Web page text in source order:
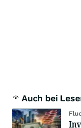
Auch bei